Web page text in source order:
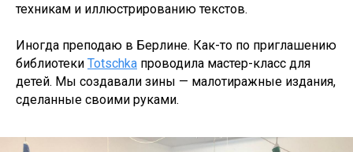
техникам и иллюстрированию текстов.
Иногда преподаю в Берлине. Как-то по приглашению
библиотеки Totschka проводила мастер-класс для
детей. Мы создавали зины — малотиражные издания,
сделанные своими руками.